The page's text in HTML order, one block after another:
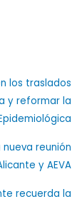
los traslados
y reformar la
reunión
y AEVA
recuerda la